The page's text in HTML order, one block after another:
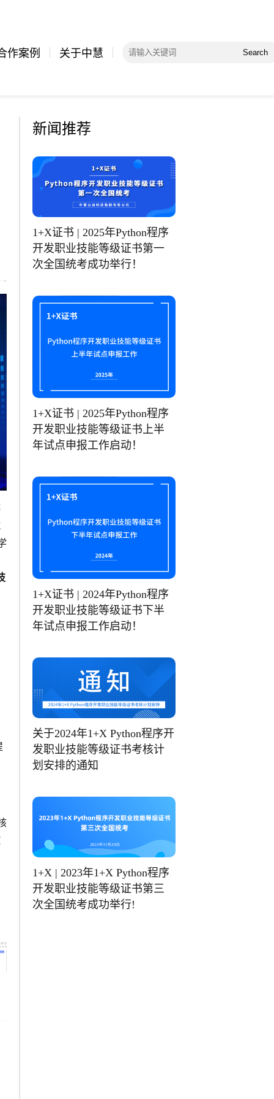
作案例 关于中慧 Search
新闻推荐
1+X证书 | 2025年Python程序
开发职业技能等级证书第一
次全国统考成功举行！
1+X证书 | 2025年Python程序
开发职业技能等级证书上半
年试点申报工作启动！
1+X证书 | 2024年Python程序
开发职业技能等级证书下半
年试点申报工作启动！
关于2024年1+X Python程序开
发职业技能等级证书考核计
划安排的通知
1+X | 2023年1+X Python程序
开发职业技能等级证书第三
次全国统考成功举行!